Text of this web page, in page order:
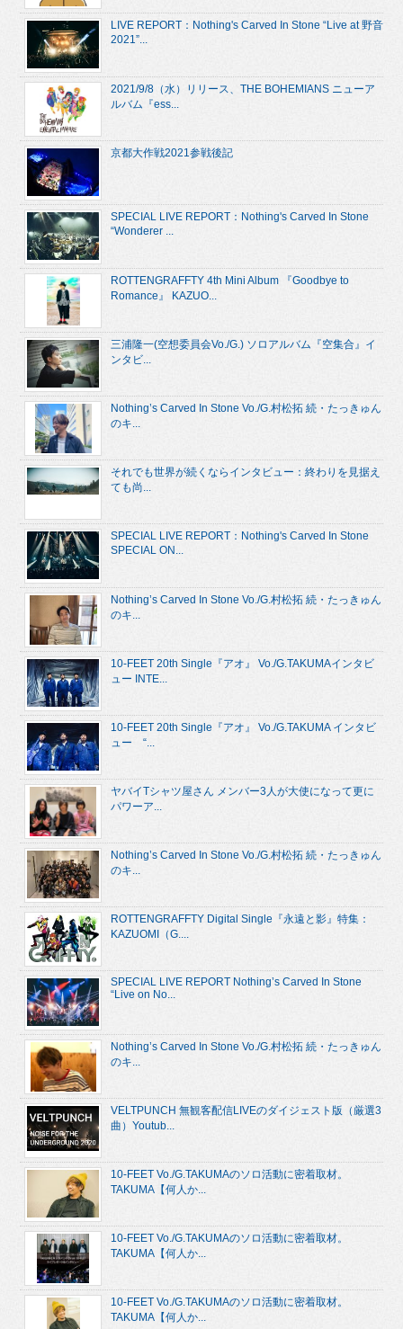
LIVE REPORT：Nothing's Carved In Stone “Live at 野音
2021”...
2021/9/8（水）リリース、THE BOHEMIANS ニューア
ルバム『ess...
京都大作戦2021参戦後記
SPECIAL LIVE REPORT：Nothing's Carved In Stone
“Wonderer ...
ROTTENGRAFFTY 4th Mini Album 『Goodbye to
Romance』 KAZUO...
三浦隆一(空想委員会Vo./G.) ソロアルバム『空集合』イ
ンタビ...
Nothing’s Carved In Stone Vo./G.村松拓 続・たっきゅん
のキ...
それでも世界が続くならインタビュー：終わりを見据え
ても尚...
SPECIAL LIVE REPORT：Nothing's Carved In Stone
SPECIAL ON...
Nothing’s Carved In Stone Vo./G.村松拓 続・たっきゅん
のキ...
10-FEET 20th Single『アオ』 Vo./G.TAKUMAインタビ
ュー INTE...
10-FEET 20th Single『アオ』 Vo./G.TAKUMA インタビ
ュー “...
ヤバイTシャツ屋さん メンバー3人が大使になって更に
パワーア...
Nothing’s Carved In Stone Vo./G.村松拓 続・たっきゅん
のキ...
ROTTENGRAFFTY Digital Single『永遠と影』特集：
KAZUOMI（G....
SPECIAL LIVE REPORT Nothing’s Carved In Stone
“Live on No...
Nothing’s Carved In Stone Vo./G.村松拓 続・たっきゅん
のキ...
VELTPUNCH 無観客配信LIVEのダイジェスト版（厳選3
曲）Youtub...
10-FEET Vo./G.TAKUMAのソロ活動に密着取材。
TAKUMA【何人か...
10-FEET Vo./G.TAKUMAのソロ活動に密着取材。
TAKUMA【何人か...
10-FEET Vo./G.TAKUMAのソロ活動に密着取材。
TAKUMA【何人か...